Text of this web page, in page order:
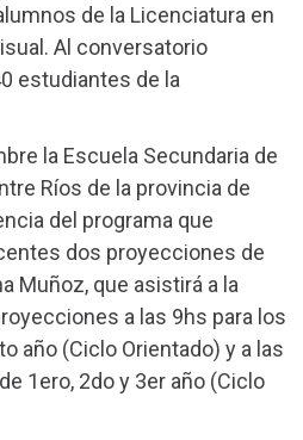
de la Licenciatura en
Al conversatorio
estudiantes de la
la Escuela Secundaria de
Ríos de la provincia de
del programa que
dos proyecciones de
Muñoz, que asistirá a la
a las 9hs para los
año (Ciclo Orientado) y a las
1ero, 2do y 3er año (Ciclo